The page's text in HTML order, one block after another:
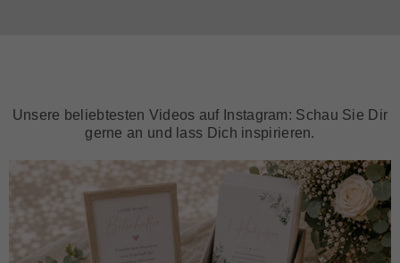
Unsere beliebtesten Videos auf Instagram: Schau Sie Dir
gerne an und lass Dich inspirieren.